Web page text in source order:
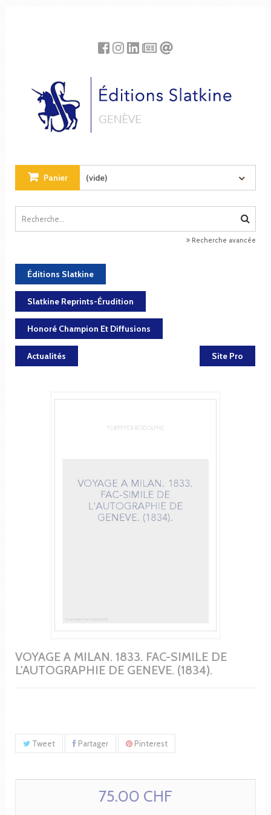
Panier (vide)
Recherche avancée
Éditions Slatkine
Slatkine Reprints-Érudition
Honoré Champion Et Diffusions
Actualités Site Pro
VOYAGE A MILAN. 1833. FAC-SIMILE DE
L'AUTOGRAPHIE DE GENEVE. (1834).
Tweet Partager Pinterest
75.00 CHF